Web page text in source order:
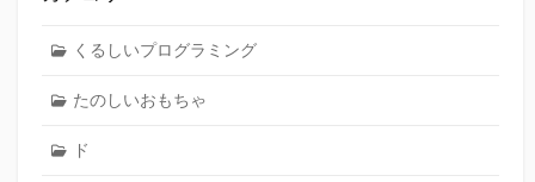
くるしいプログラミング
たのしいおもちゃ
ド